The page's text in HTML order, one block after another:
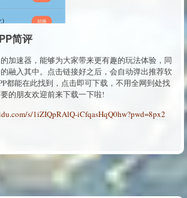
简评
加速器，能够为大家带来更有趣的玩法体验，同
融入其中。点击链接好之后，会自动弹出推荐软
都能在此找到，点击即可下载，不用全网到处找
的朋友欢迎前来下载一下啦!
s/1iZIQpRAlQ-iCfqasHqQ0hw?pwd=8px2